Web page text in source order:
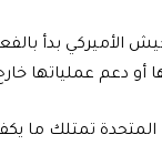
الأميركي بدأ
أو دعم عملياتها خارج
المتحدة تمتلك ما